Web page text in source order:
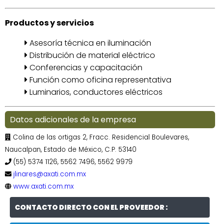
Productos y servicios
Asesoría técnica en iluminación
Distribución de material eléctrico
Conferencias y capacitación
Función como oficina representativa
Luminarios, conductores eléctricos
Datos adicionales de la empresa
Colina de las ortigas 2, Fracc. Residencial Boulevares,
Naucalpan, Estado de México, C.P. 53140
(55) 5374 1126, 5562 7496, 5562 9979
jlinares@axati.com.mx
www.axati.com.mx
CONTACTO DIRECTO CON EL PROVEEDOR :